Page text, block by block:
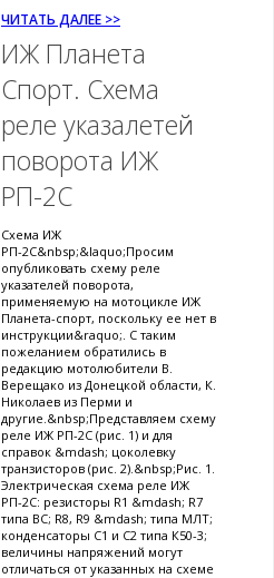
ЧИТАТЬ ДАЛЕЕ >>
ИЖ Планета
Спорт. Схема
реле указалетей
поворота ИЖ
РП-2С
Схема ИЖ
РП-2С&nbsp;&laquo;Просим
опубликовать схему реле
указателей поворота,
применяемую на мотоцикле ИЖ
Планета-спорт, поскольку ее нет в
инструкции&raquo;. С таким
пожеланием обратились в
редакцию мотолюбители В.
Верещако из Донецкой области, К.
Николаев из Перми и
другие.&nbsp;Представляем схему
реле ИЖ РП-2С (рис. 1) и для
справок &mdash; цоколевку
транзисторов (рис. 2).&nbsp;Рис. 1.
Электрическая схема реле ИЖ
РП-2С: резисторы R1 &mdash; R7
типа ВС; R8, R9 &mdash; типа МЛТ;
конденсаторы С1 и С2 типа К50-3;
величины напряжений могут
отличаться от указанных на схеме